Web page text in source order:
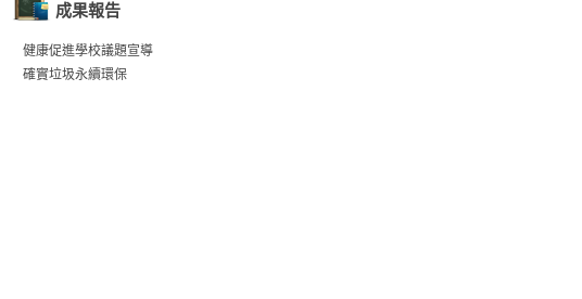
成果報告
健康促進學校議題宣導
確實垃圾永續環保